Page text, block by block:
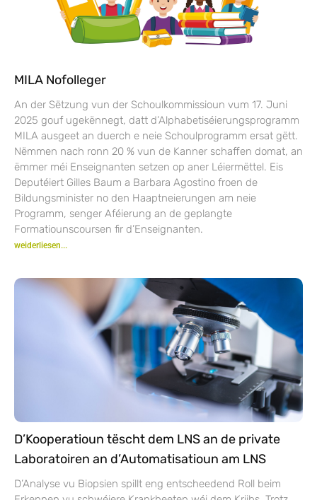
MILA Nofolleger
An der Sëtzung vun der Schoulkommissioun vum 17. Juni
2025 gouf ugekënnegt, datt d’Alphabetiséierungsprogramm
MILA ausgeet an duerch e neie Schoulprogramm ersat gëtt.
Nëmmen nach ronn 20 % vun de Kanner schaffen domat, an
ëmmer méi Enseignanten setzen op aner Léiermëttel. Eis
Deputéiert Gilles Baum a Barbara Agostino froen de
Bildungsminister no den Haaptneierungen am neie
Programm, senger Aféierung an de geplangte
Formatiounscoursen fir d’Enseignanten.
weiderliesen...
D’Kooperatioun tëscht dem LNS an de private
Laboratoiren an d’Automatisatioun am LNS
D’Analyse vu Biopsien spillt eng entscheedend Roll beim